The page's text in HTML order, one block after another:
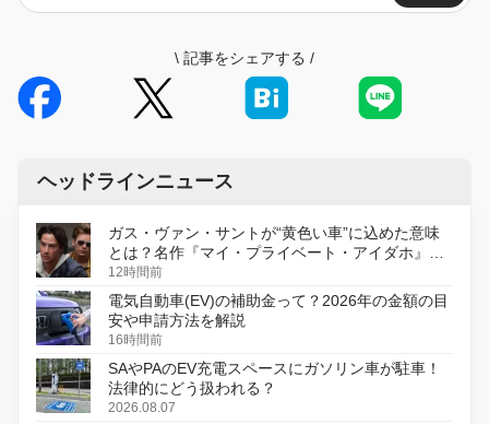
\ 記事をシェアする /
ヘッドラインニュース
ガス・ヴァン・サントが“黄色い車”に込めた意味
とは？名作『マイ・プライベート・アイダホ』が
初のデジタルリマスター版で復活
12時間前
電気自動車(EV)の補助金って？2026年の金額の目
安や申請方法を解説
16時間前
SAやPAのEV充電スペースにガソリン車が駐車！
法律的にどう扱われる？
2026.08.07